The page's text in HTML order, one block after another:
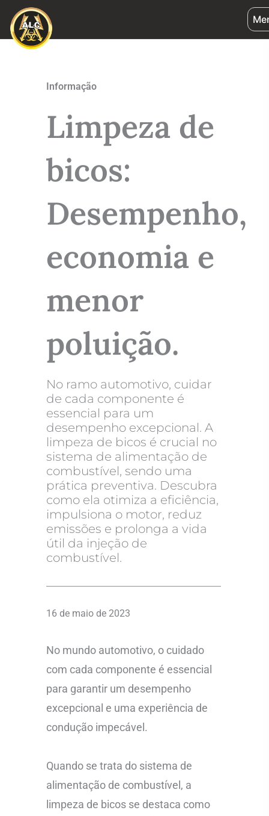
para
conteúdo
Informação
Limpeza de
bicos:
Desempenho,
economia e
menor
poluição.
No ramo automotivo, cuidar
de cada componente é
essencial para um
desempenho excepcional. A
limpeza de bicos é crucial no
sistema de alimentação de
combustível, sendo uma
prática preventiva. Descubra
como ela otimiza a eficiência,
impulsiona o motor, reduz
emissões e prolonga a vida
útil da injeção de
combustível.
16 de maio de 2023
No mundo automotivo, o cuidado
com cada componente é essencial
para garantir um desempenho
excepcional e uma experiência de
condução impecável.
Quando se trata do sistema de
alimentação de combustível, a
limpeza de bicos se destaca como